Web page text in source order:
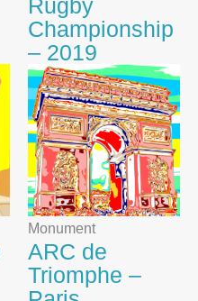
Rugby
Championship
– 2019
Monument
ARC de
Triomphe –